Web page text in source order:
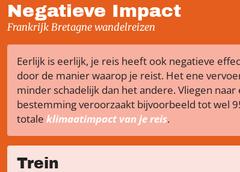
Negatieve Impact
Frankrijk Bretagne wandelreizen
Eerlijk is eerlijk, je reis heeft ook negatieve
door de manier waarop je reist. Het ene
minder schadelijk dan het andere. Vliegen naar
bestemming veroorzaakt bijvoorbeeld tot wel
totale klimaatimpact van je reis.
Trein